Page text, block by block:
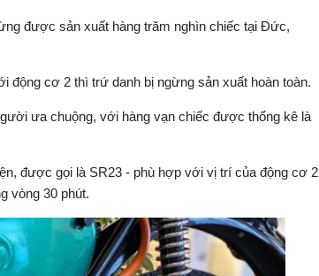
được sản xuất hàng trăm nghìn chiếc tại Đức,
động cơ 2 thì trứ danh bị ngừng sản xuất hoàn toàn.
ưa chuộng, với hàng vạn chiếc được thống kê là
được gọi là SR23 - phù hợp với vị trí của động cơ 2
vòng 30 phút.